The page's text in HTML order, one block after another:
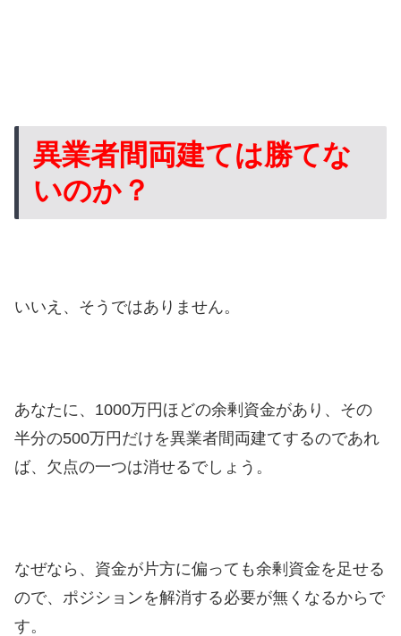
異業者間両建ては勝てな
いのか？
いいえ、そうではありません。
あなたに、1000万円ほどの余剰資金があり、その
半分の500万円だけを異業者間両建てするのであれ
ば、欠点の一つは消せるでしょう。
なぜなら、資金が片方に偏っても余剰資金を足せる
ので、ポジションを解消する必要が無くなるからで
す。